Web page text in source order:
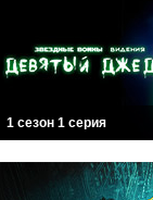
1 сезон 1 серия